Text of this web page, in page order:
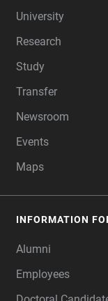
University
Research
Study
Transfer
Newsroom
Events
Maps
INFORMATION
Alumni
Employees